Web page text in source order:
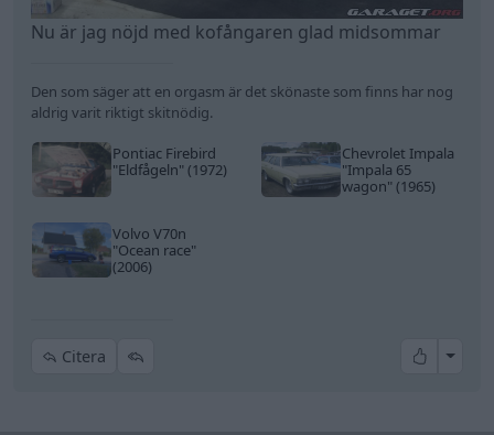
Nu är jag nöjd med kofångaren glad midsommar
Den som säger att en orgasm är det skönaste som finns har nog
aldrig varit riktigt skitnödig.
Pontiac Firebird
"Eldfågeln"(1972)
Chevrolet Impala
"Impala 65
wagon"(1965)
Volvo V70n
"Ocean race"
(2006)
Citera All